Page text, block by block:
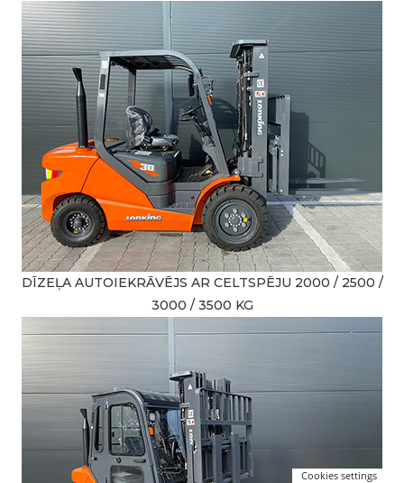
DĪZEĻA AUTOIEKRĀVĒJS AR CELTSPĒJU 2000 / 2500 /
3000 / 3500 KG
Cookies settings